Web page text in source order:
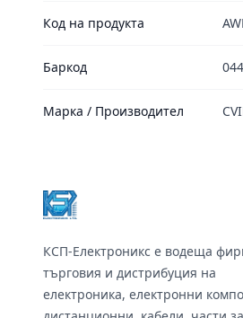
Код на продукта
Баркод
Марка / Производител
КСП-Електроникс е водеща
търговия и дистрибуция на
електроника, електронни